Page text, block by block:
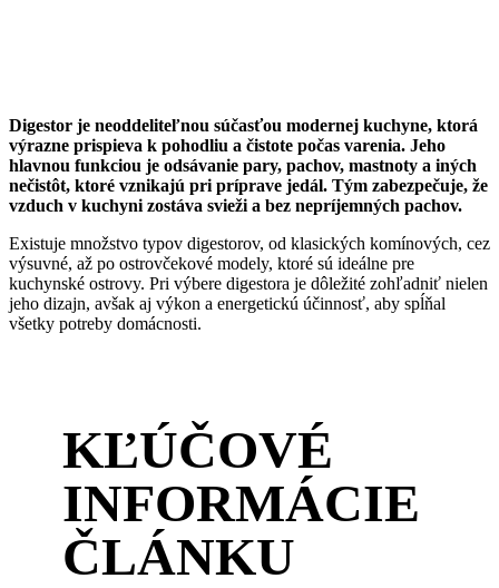
Digestor je neoddeliteľnou súčasťou modernej kuchyne, ktorá
výrazne prispieva k pohodliu a čistote počas varenia. Jeho
hlavnou funkciou je odsávanie pary, pachov, mastnoty a iných
nečistôt, ktoré vznikajú pri príprave jedál. Tým zabezpečuje, že
vzduch v kuchyni zostáva svieži a bez nepríjemných pachov.
Existuje množstvo typov digestorov, od klasických komínových, cez
výsuvné, až po ostrovčekové modely, ktoré sú ideálne pre
kuchynské ostrovy. Pri výbere digestora je dôležité zohľadniť nielen
jeho dizajn, avšak aj výkon a energetickú účinnosť, aby spĺňal
všetky potreby domácnosti.
KĽÚČOVÉ
INFORMÁCIE
ČLÁNKU